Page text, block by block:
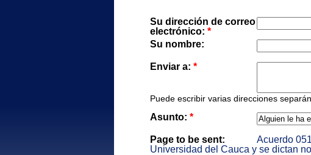
Su dirección de correo
electrónico: *
Su nombre:
Enviar a: *
Puede escribir varias direcciones
Asunto: *
Page to be sent:
Acuerdo
Universidad del Cauca y se dictan